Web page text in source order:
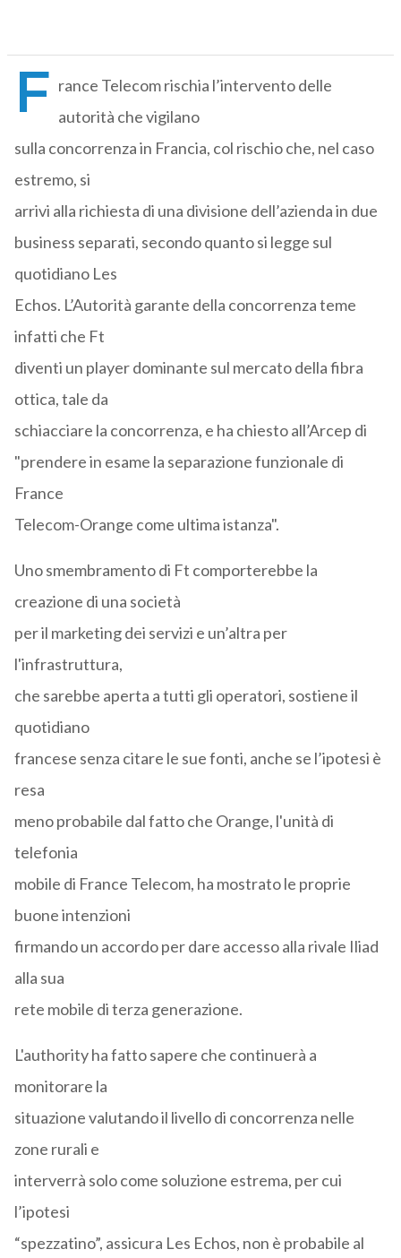
F rance Telecom rischia l’intervento delle
autorità che vigilano
sulla concorrenza in Francia, col rischio che, nel caso
estremo, si
arrivi alla richiesta di una divisione dell’azienda in due
business separati, secondo quanto si legge sul
quotidiano Les
Echos. L’Autorità garante della concorrenza teme
infatti che Ft
diventi un player dominante sul mercato della fibra
ottica, tale da
schiacciare la concorrenza, e ha chiesto all’Arcep di
"prendere in esame la separazione funzionale di
France
Telecom-Orange come ultima istanza".
Uno smembramento di Ft comporterebbe la
creazione di una società
per il marketing dei servizi e un’altra per
l'infrastruttura,
che sarebbe aperta a tutti gli operatori, sostiene il
quotidiano
francese senza citare le sue fonti, anche se l’ipotesi è
resa
meno probabile dal fatto che Orange, l'unità di
telefonia
mobile di France Telecom, ha mostrato le proprie
buone intenzioni
firmando un accordo per dare accesso alla rivale Iliad
alla sua
rete mobile di terza generazione.
L'authority ha fatto sapere che continuerà a
monitorare la
situazione valutando il livello di concorrenza nelle
zone rurali e
interverrà solo come soluzione estrema, per cui
l’ipotesi
“spezzatino”, assicura Les Echos, non è probabile al